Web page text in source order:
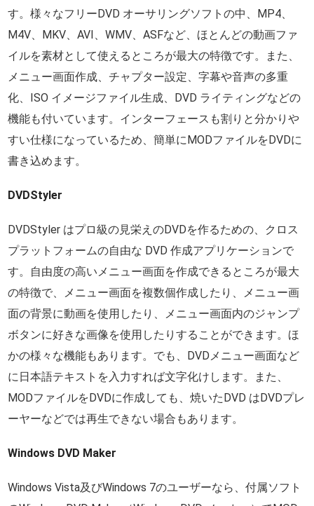
す。様々なフリーDVD オーサリングソフトの中、MP4、
M4V、MKV、AVI、WMV、ASFなど、ほとんどの動画ファ
イルを素材として使えるところが最大の特徴です。また、
メニュー画面作成、チャプター設定、字幕や音声の多重
化、ISO イメージファイル生成、DVD ライティングなどの
機能も付いています。インターフェースも割りと分かりや
すい仕様になっているため、簡単にMODファイルをDVDに
書き込めます。
DVDStyler
DVDStyler はプロ級の見栄えのDVDを作るための、クロス
プラットフォームの自由な DVD 作成アプリケーションで
す。自由度の高いメニュー画面を作成できるところが最大
の特徴で、メニュー画面を複数個作成したり、メニュー画
面の背景に動画を使用したり、メニュー画面内のジャンプ
ボタンに好きな画像を使用したりすることができます。ほ
かの様々な機能もあります。でも、DVDメニュー画面など
に日本語テキストを入力すれば文字化けします。また、
MODファイルをDVDに作成しても、焼いたDVD はDVDプレ
ーヤーなどでは再生できない場合もあります。
Windows DVD Maker
Windows Vista及びWindows 7のユーザーなら、付属ソフト